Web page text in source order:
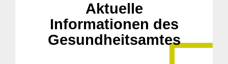
Aktuelle
Informationen des
Gesundheitsamtes